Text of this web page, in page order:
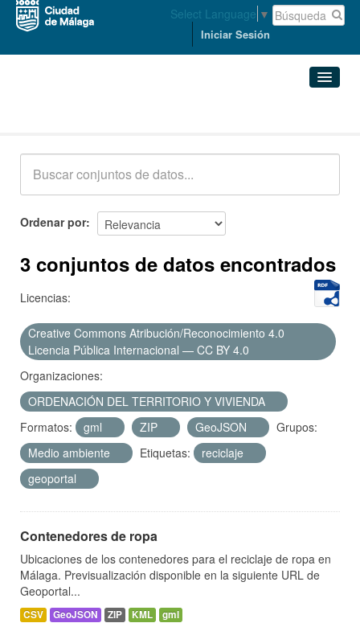
Select Language ▼
Iniciar Sesión
Acerca de
Ordenar por
3 conjuntos de datos encontrados
Licencias:
Creative Commons Atribución/Reconocimiento 4.0
Licencia Pública Internacional — CC BY 4.0
Organizaciones:
ORDENACIÓN DEL TERRITORIO Y VIVIENDA
Formatos:
gml ZIP GeoJSON
Grupos:
Medio ambiente
Etiquetas:
reciclaje
geoportal
Contenedores de ropa
Ubicaciones de los contenedores para el reciclaje de ropa en
Málaga. Previsualización disponible en la siguiente URL de
Geoportal...
CSV GeoJSON ZIP KML gml